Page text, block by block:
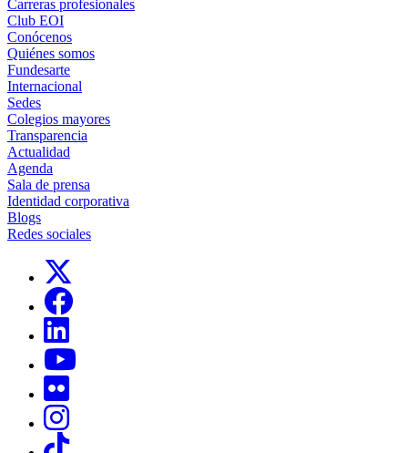
Carreras profesionales
Club EOI
Conócenos
Quiénes somos
Fundesarte
Internacional
Sedes
Colegios mayores
Transparencia
Actualidad
Agenda
Sala de prensa
Identidad corporativa
Blogs
Redes sociales
Links, Opens in this window
Links, Opens in this window
Links, Opens in this window
Links, Opens in this window
Links, Opens in this window